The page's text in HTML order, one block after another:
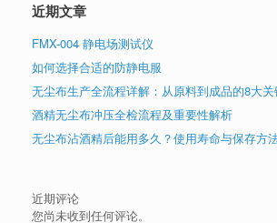
近期文章
FMX-004 静电场测试仪
如何选择合适的防静电服
无尘布生产全流程详解：从原料到成品的8大
酒精无尘布冲压全检流程及重要性解析
无尘布沾酒精后能用多久？使用寿命与保存方
近期评论
您尚未收到任何评论。